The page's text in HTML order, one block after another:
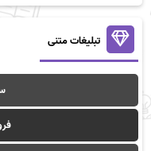
تبلیغات متنی